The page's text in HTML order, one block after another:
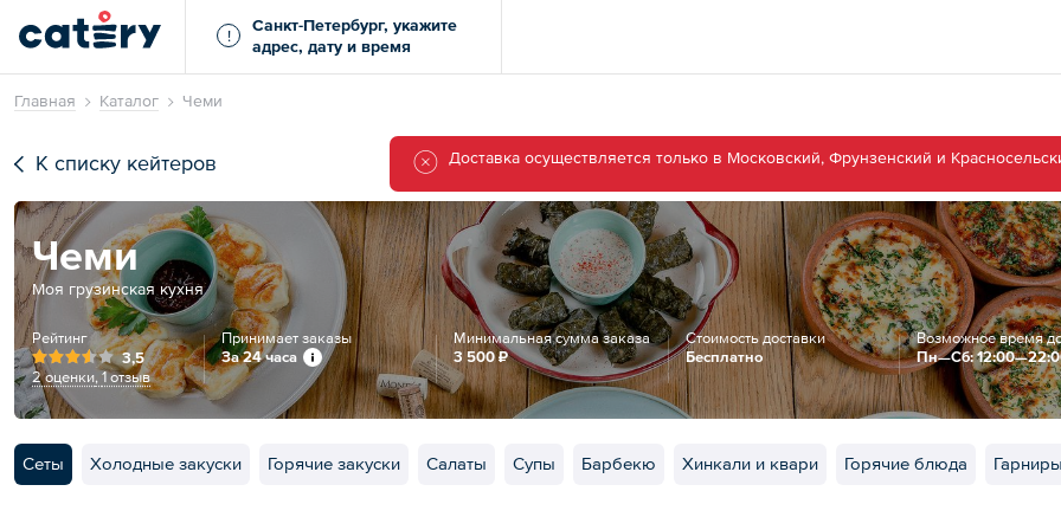
!
Санкт-Петербург, укажите
адрес, дату и время
Главная Каталог Чеми
К списку кейтеров Доставка осуществляется только в Московский, Фрунзенский и
Чеми
Моя грузинская кухня
Рейтинг
3,5
2 оценки, 1 отзыв
Принимает заказы
За 24 часа
Минимальная сумма заказа
3 500 ₽
Стоимость доставки
Бесплатно
Возможное время
Пн—Сб:
Сеты Холодные закуски Горячие закуски Салаты Супы Барбекю Хинкали и квари Горячие блюда Гарниры